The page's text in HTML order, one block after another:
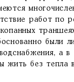
работ по
были
а в
жить без тепла